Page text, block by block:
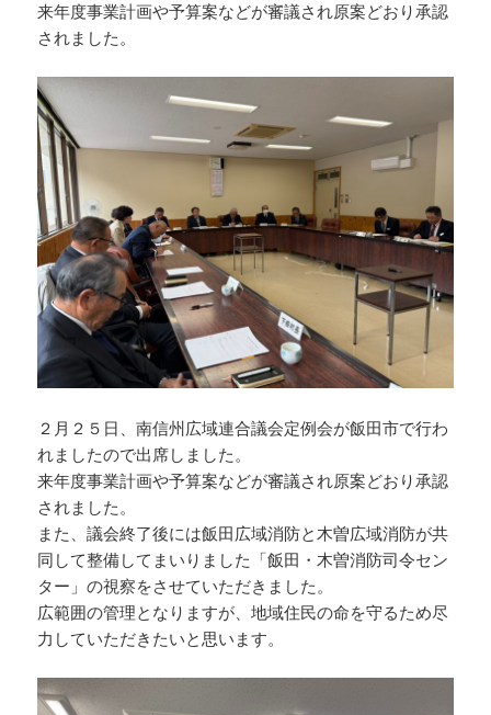
来年度事業計画や予算案などが審議され原案どおり承認
されました。
２月２５日、南信州広域連合議会定例会が飯田市で行わ
れましたので出席しました。
来年度事業計画や予算案などが審議され原案どおり承認
されました。
また、議会終了後には飯田広域消防と木曽広域消防が共
同して整備してまいりました「飯田・木曽消防司令セン
ター」の視察をさせていただきました。
広範囲の管理となりますが、地域住民の命を守るため尽
力していただきたいと思います。